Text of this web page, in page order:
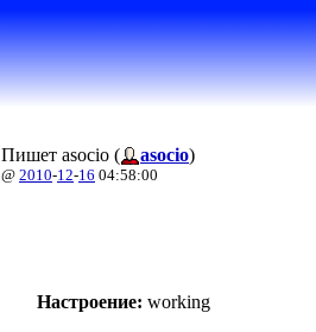
Пишет asocio ( asocio)
@ 2010-12-16 04:58:00
Настроение: working